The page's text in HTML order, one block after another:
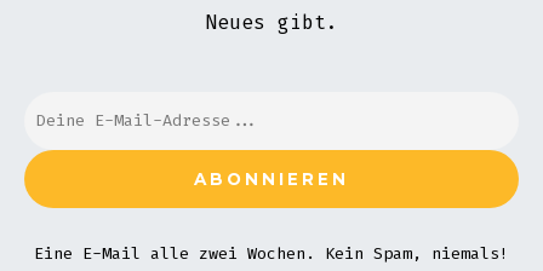
Neues gibt.
Eine E-Mail alle zwei Wochen. Kein Spam, niemals!